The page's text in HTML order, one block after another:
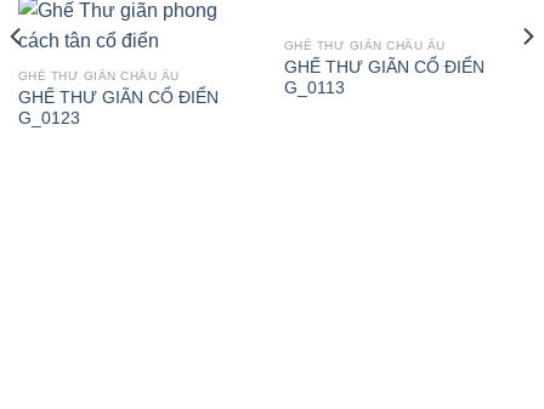
GHẾ THƯ GIÃN CHÂU ÂU
GHẾ THƯ GIÃN CỔ ĐIỂN
G_0123
GHẾ THƯ GIÃN CHÂU ÂU
GHẾ THƯ GIÃN CỔ ĐIỂN
G_0113